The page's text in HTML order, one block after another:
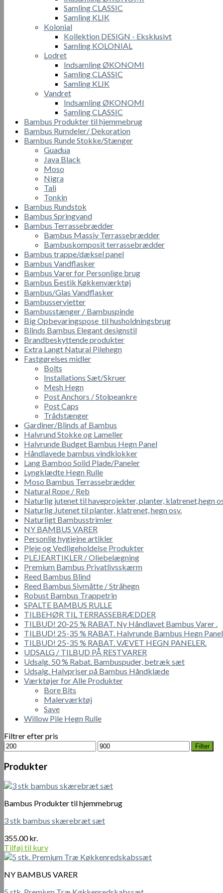
Samling CLASSIC
Samling KLIK
Kolonial
Kollektion DESIGN - Eksklusivt
Samling KOLONIAL
Lodret
Indsamling ØKONOMI
Samling CLASSIC
Samling KLIK
Vandret
Indsamling ØKONOMI
Samling CLASSIC
Bambus Produkter til hjemmebrug
Bambus Rumdeler/ Dekoration
Bambus Runde Stokke/Stænger
Guadua
Java Black
Moso
Nigra
Tali
Tonkin
Bambus Rundstok
Bambus Springvand
Bambus Terrassebrædder
Bambus Massiv Terrassebrædder
Bambuskomposit terrassebrædder
Bambus trappe/dæksel panel
Bambus Vandflasker
Bambus Varer for Personlige brug
Bambus Бestik Кøkkenværktøj
Bambus/Glas Vandflasker
Bambusservietter
Bambusstænger / Bambuspinde
Big Opbevaringspose til husholdningsbrug
Blinds Bambus Elegant designstil
Brandbeskyttende produkter
Extra Langt Natural Pilehegn
Fastgørelses midler
Bolts
Installations Sæt/Skruer
Mesh Hegn
Post Anchors / Stolpeankre
Post Caps
Trådstænger
Gardiner/Blinds af Bambus
Halvrund Stokke og Lameller
Halvrunde Budget Bambus Hegn Panel
Håndlavede bambus vindklokker
Lang Bamboo Solid Plade/Paneler
Lyngklædte Hegn Rulle
Moso Bambus Terrassebrædder
Natural Rope / Reb
Naturlig jutenet til haveprojekter, planter, klatrenet,hegn
Naturlig Jutenet til planter, klatrenet, hegn osv.
Naturligt Bambusstrimler
NY BAMBUS VARER
Personlig hygiejne artikler
Pleje og Vedligeholdelse Produkter
PLEJEARTIKLER / Oliebelægning
Premium Bambus Privatlivsskærm
Reed Bambus Blind
Reed Bambus Sivmåtte / Stråhegn
Robust Bambus Trappetrin
SPALTE BAMBUS RULLE
TILBEHØR TIL TERRASSEBRÆDDER
TILBUD! 20-25 % RABAT. Ny Håndlavet Bambus Varer .
TILBUD! 25-35 % RABAT. Halvrunde Bambus Hegn Panel
TILBUD! 25-35 % RABAT. VÆVET HEGN PANELER.
UDSALG / TILBUD PÅ RESTVARER
Udsalg. 50 % Rabat. Bambuspuder, betræk sæt
Udsalg. Halvpriser på Bambus Håndklæde
Værktøjer for Alle Produkter
Bore Bits
Malerværktøj
Save
Willow Pile Hegn Rulle
Filtrer efter pris
Mindste
pris
Højeste
pris
Filter
Produkter
Bambus Produkter til hjemmebrug
3 stk bambus skærebræt sæt
355.00kr.
Tilføj til kurv
NY BAMBUS VARER